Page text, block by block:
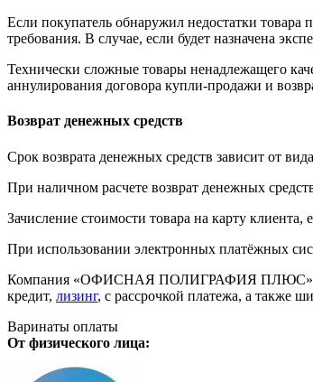
Если покупатель обнаружил недостатки товара
требования. В случае, если будет назначена
Технически сложные товары ненадлежащего
аннулирования договора купли-продажи и
Возврат денежных средств
Срок возврата денежных средств зависит от
При наличном расчете возврат денежных
Зачисление стоимости товара на карту
При использовании электронных платёжных
Компания «ОФИСНАЯ ПОЛИГРАФИЯ ПЛЮС»
кредит, лизинг, с рассрочкой платежа, а также
Варинаты оплаты
От физического лица: